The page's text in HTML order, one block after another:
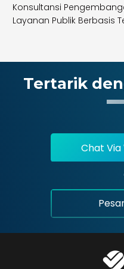
Konsultansi
Layanan Publik Berbasis
Tertarik
Chat